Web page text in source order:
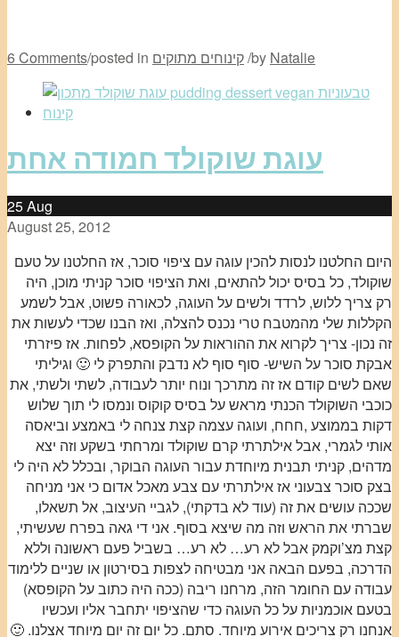
6 Comments/posted in קינוחים מתוקים/by Natalie
עוגת שוקולד חמודה אחת
25Aug
August 25, 2012
היום החלטנו לנסות להכין עוגה עם ציפוי סוכר, אז החלטנו על טעם
שוקולד, כל בסיס יכול להתאים, ואת הציפוי סוכר קניתי מוכן, היה
רק צריך ללוש, לרדד ולשים על העוגה, לכאורה פשוט, אבל לשמע
הקללות שלי מהמטבח טרי נכנס להצלה, ואז הבנו שכדי לעשות את
זה נכון- צריך לקרוא את ההוראות על הקופסא, לפחות. אז פיזרתי
אבקת סוכר על השיש- סוף סוף לא נדבק והתפרק לי 🙂 וגיליתי
שאם לשים קודם אז זה מתרכך ונוח יותר לעבודה, לשתי ולשתי, את
כוכבי השוקולד הכנתי מראש על בסיס קוקוס ונמסו לי תוך שלוש
דקות בממוצע ,חחח, ועוגה עצמה קצת צנחה לי באמצע וביאסה
אותי לגמרי, אבל אילתרתי קרם שוקולד ומרחתי בשקע וזה יצא
מדהים, קניתי תבנית מיוחדת עבור העוגה הבוקר, ובכלל לא היה לי
בצק סוכר צבעוני אז אילתרתי עם צבע מאכל אדום כי אני מניחה
שככה עושים את זה (עוד לא בדקתי), לגביי העיצוב, אל תשאלו,
שברתי את הראש וזה מה שיצא בסוף. אני די גאה בפרח שעשיתי,
קצת מצ’וקמק אבל לא רע… לא רע… בשביל פעם ראשונה וללא
הדרכה, בפעם הבאה אני מבטיחה לצפות בסירטון או שניים ללימוד
עבודה עם החומר הזה, מרחנו ריבה (ככה היה כתוב על הקופסא)
בטעם אוכמניות על כל העוגה כדי שהציפוי יתחבר אליו ועכשיו
אנחנו רק צריכים אירוע מיוחד. סתם. כל יום זה יום מיוחד אצלנו. 🙂